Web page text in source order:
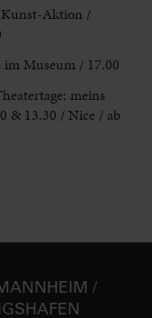
Aktion /
im Museum / 17.00
meins
& 13.30 / Nice / ab
/